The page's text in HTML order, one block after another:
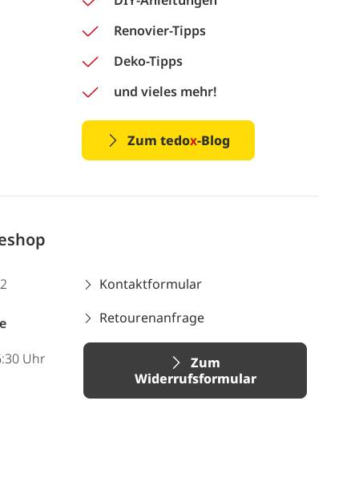
Renovier-Tipps
Deko-Tipps
und vieles mehr!
Zum tedox-Blog
Uhr
Kontaktformular
Retourenanfrage
Zum
Widerrufsformular